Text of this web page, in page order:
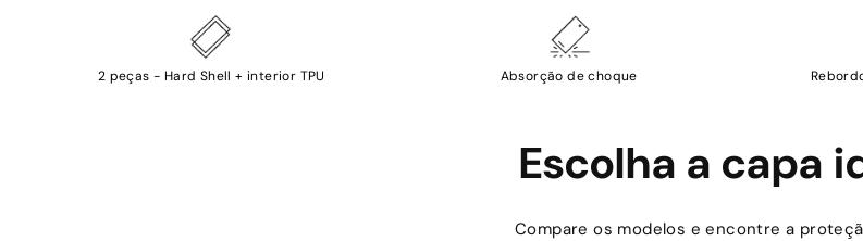
2 peças - Hard Shell + interior TPU Absorção de choque
Escolha a capa
Compare os modelos e encontre a